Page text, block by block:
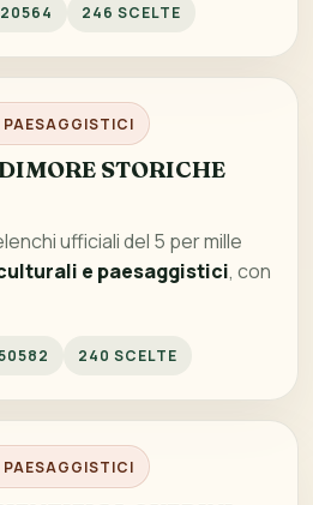
246 SCELTE
PAESAGGISTICI
STORICHE
ufficiali del 5 per mille
e paesaggistici, con
240 SCELTE
PAESAGGISTICI